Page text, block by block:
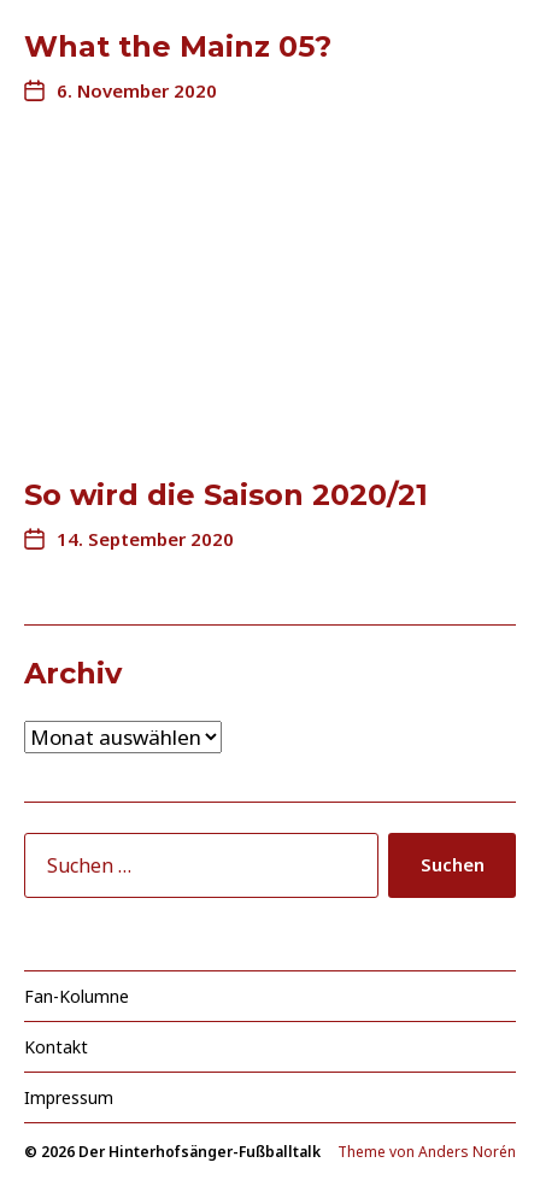
What the Mainz 05?
6. November 2020
So wird die Saison 2020/21
14. September 2020
Archiv
Fan-Kolumne
Kontakt
Impressum
© 2026 Der Hinterhofsänger-Fußballtalk Theme von Anders Norén